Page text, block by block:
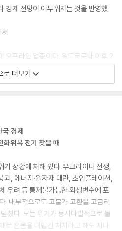
경제 전망이 어두워지는 것을 반영했
오프라인 업종이다. 위드코로나 이후 2
히 부활의 시동을 걸고 있는가 하면
차 활기를 찾아가는 분위기다. 2023
복잡하고 갈등이 산재할 가능성이 높
이 모두 대립적인 노사관계에 영향을
계」중에서
년 전망이 다소 밝다. 개인보험에 속하
성장세가 조금 꺾였지만, 일반손해보
있는 덕분이다.
- 금융」중에서
로 더보기
경제
화위복 전기 찾을 때
기 상황에 처해 있다. 우크라이나 전쟁,
, 에너지·원자재 대란, 초인플레이션,
우려 등 통제불가능한 외생변수에 포
. 내부적으로도 고물가·고환율·고금리
쳤다. 모든 위기가 동시다발적으로 몰
온몸을 내맡긴 처지라고 해도 지나